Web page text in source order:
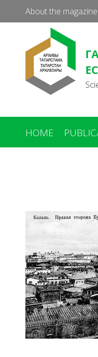
About the magazine
HOME